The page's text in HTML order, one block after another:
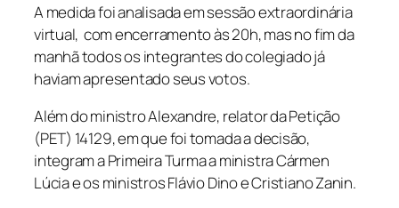
A medida foi analisada em sessão extraordinária
virtual, com encerramento às 20h, mas no fim da
manhã todos os integrantes do colegiado já
haviam apresentado seus votos.
Além do ministro Alexandre, relator da Petição
(PET) 14129, em que foi tomada a decisão,
integram a Primeira Turma a ministra Cármen
Lúcia e os ministros Flávio Dino e Cristiano Zanin.